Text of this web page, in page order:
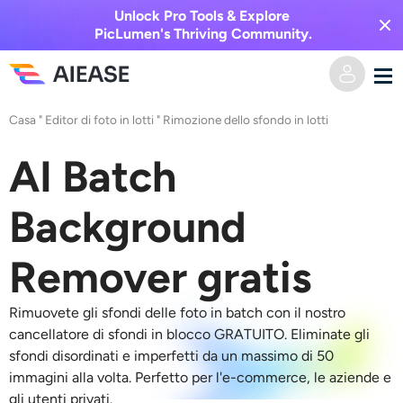
Unlock Pro Tools & Explore
PicLumen's Thriving Community.
Casa
AI Video
Da testo a video
Da immagine a video
Effetti video
Generatore di baci AI
Effetti video
Immagine AI
Da immagine a immagine
Da testo a immagine
Strumenti di intelligenza artificiale
Editor e creatore di foto
Prezzi
Casa " Editor di foto in lotti " Rimozione dello sfondo in lotti
AI Batch
Background
Remover gratis
Rimuovete gli sfondi delle foto in batch con il nostro
cancellatore di sfondi in blocco GRATUITO. Eliminate gli
sfondi disordinati e imperfetti da un massimo di 50
immagini alla volta. Perfetto per l'e-commerce, le aziende e
gli utenti privati.